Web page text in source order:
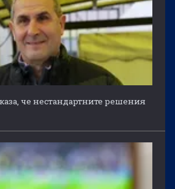
че нестандартните решения